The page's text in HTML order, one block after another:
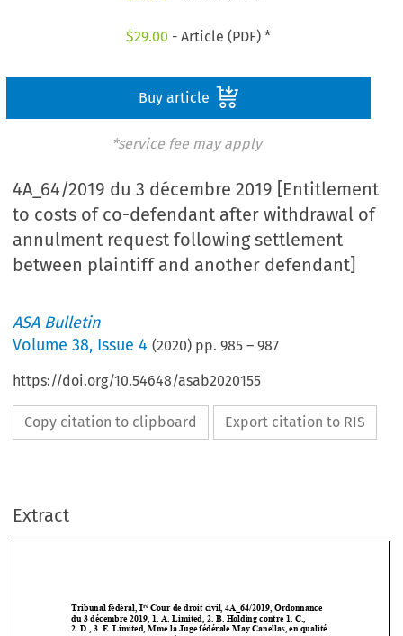
$29.00 - Article (PDF) *
Buy article
*service fee may apply
4A_64/2019 du 3 décembre 2019 [Entitlement
to costs of co-defendant after withdrawal of
annulment request following settlement
between plaintiff and another defendant]
ASA Bulletin
Volume38, Issue 4 (2020) pp.985 –987
https://doi.org/10.54648/asab2020155
Copy citation to clipboard Export citation to RIS
Extract
  


de juge instructrice. Greffière: Monti.